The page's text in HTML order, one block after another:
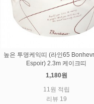
높은 투명케익띠 (라인65
Espoir) 2.3m 케이크띠
1,180원
11원 적립
리뷰 19